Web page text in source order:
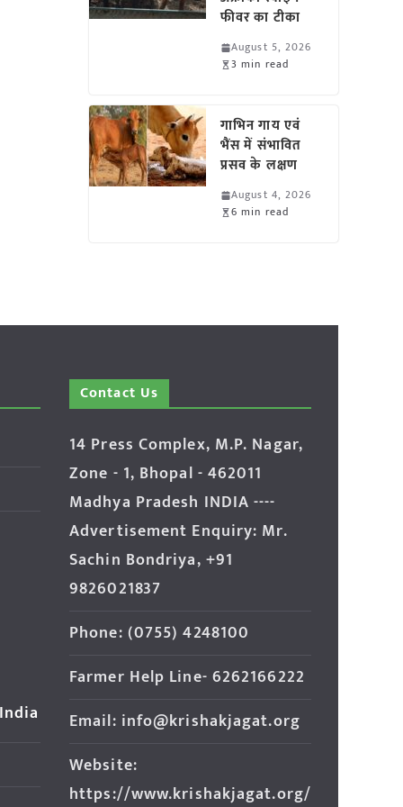
फीवर का टीका
August 5, 2026
3 min read
गाभिन गाय एवं
भैंस में संभावित
प्रसव के लक्षण
August 4, 2026
6 min read
Contact Us
14 Press Complex, M.P. Nagar,
Zone - 1, Bhopal - 462011
Madhya Pradesh INDIA ----
Advertisement Enquiry: Mr.
Sachin Bondriya, +91
9826021837
Phone: (0755) 4248100
Farmer Help Line- 6262166222
Email: info@krishakjagat.org
Website:
https://www.krishakjagat.org/